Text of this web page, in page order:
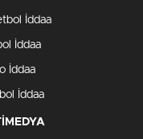
İddaa
İddaa
İddaa
İddaa